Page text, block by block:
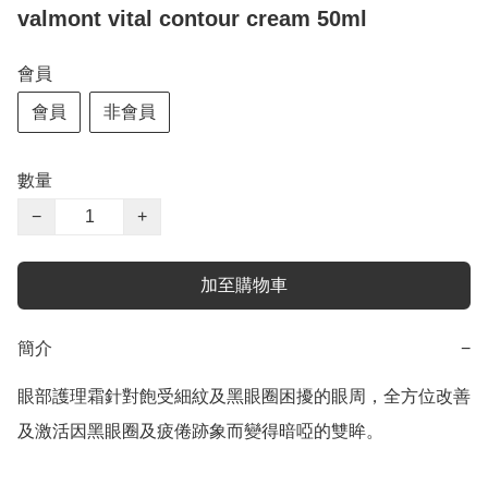
valmont vital contour cream 50ml
會員
會員 非會員
數量
−
+
加至購物車
簡介 −
眼部護理霜針對飽受細紋及黑眼圈困擾的眼周，全方位改善
及激活因黑眼圈及疲倦跡象而變得暗啞的雙眸。